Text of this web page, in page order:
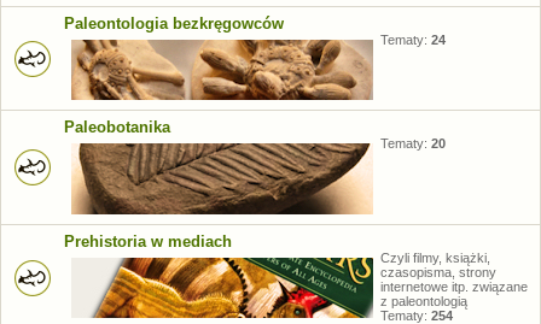
Paleontologia bezkręgowców
Tematy: 24
Paleobotanika
Tematy: 20
Prehistoria w mediach
Czyli filmy, książki,
czasopisma, strony
internetowe itp. związane
z paleontologią
Tematy: 254